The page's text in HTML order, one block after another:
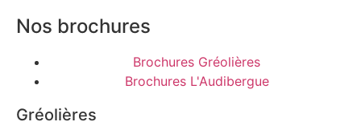
Nos brochures
Brochures Gréolières
Brochures L'Audibergue
Gréolières